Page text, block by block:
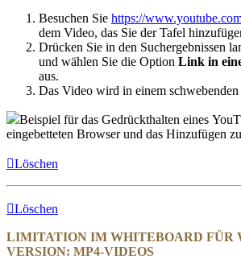
Besuchen Sie https://
dem Video, das Sie der Tafel
Drücken Sie in den Suchergebnissen
und wählen Sie die Option Link in
aus.
Das Video wird in einem schwebenden
Beispiel für das Gedrückthalten eines
eingebetteten Browser und das Hinzufügen
Löschen
Löschen
LIMITATION IM WHITEBOARD FÜR
VERSION: MP4-VIDEOS